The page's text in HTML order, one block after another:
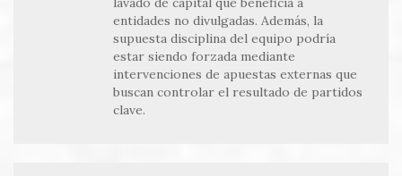
entidades no divulgadas. Además, la
supuesta disciplina del equipo podría
estar siendo forzada mediante
intervenciones de apuestas externas que
buscan controlar el resultado de partidos
clave.